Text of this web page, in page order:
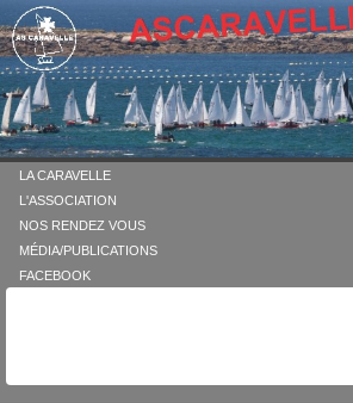
LA CARAVELLE
L'ASSOCIATION
NOS RENDEZ VOUS
MÉDIA/PUBLICATIONS
FACEBOOK